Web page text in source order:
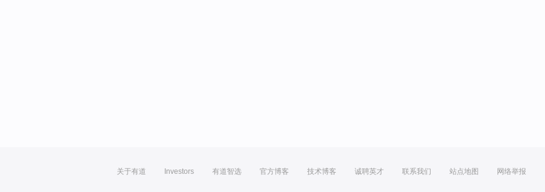
关于有道 Investors 有道智选 官方博客 技术博客 诚聘英才 联系我们 站点地图 网络举报